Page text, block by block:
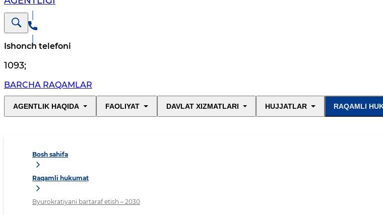
Ishonch telefoni
1093;
BARCHA RAQAMLAR
AGENTLIK HAQIDA FAOLIYAT DAVLAT XIZMATLARI HUJJATLAR RAQAMLI
Bosh sahifa
Raqamli hukumat
Byurokratiyani bartaraf etish – 2030